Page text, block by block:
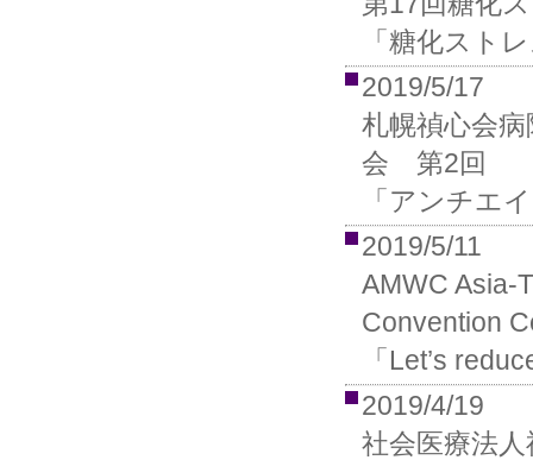
「糖化スト
2019/5/17
札幌禎心会
会 第2回
「アンチエ
2019/5/11
AMWC Asia-
Convention
「Let’s
2019/4/19
社会医療法